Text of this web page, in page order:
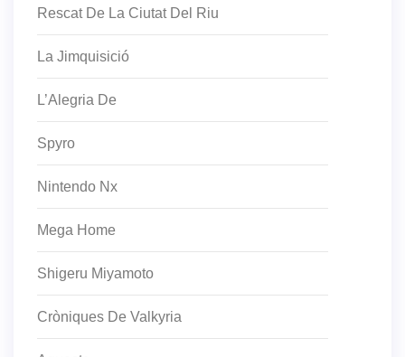
Rescat De La Ciutat Del Riu
La Jimquisició
L’Alegria De
Spyro
Nintendo Nx
Mega Home
Shigeru Miyamoto
Cròniques De Valkyria